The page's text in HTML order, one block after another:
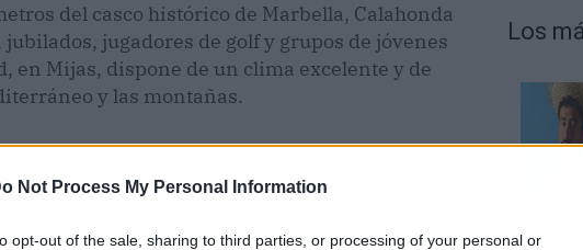
Not Process My Personal Information
opt-out of the sale, sharing to third parties, or processing of your personal or
del casco histórico de Marbella, Calahonda
jugadores de golf y grupos de jóvenes
en Mijas, dispone de un clima excelente y de
y las montañas.
de restaurantes y servicios, y está ubicada
y residencias que se extienden
ondulados que ofrece esta región, es un área
Los